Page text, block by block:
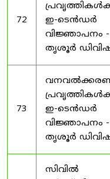
72
ഇ-ടെൻഡർ
വിജ്ഞാപനം -
തൃശൂർ
73
ഇ-ടെൻഡർ
വിജ്ഞാപനം -
തൃശൂർ
സിവിൽ